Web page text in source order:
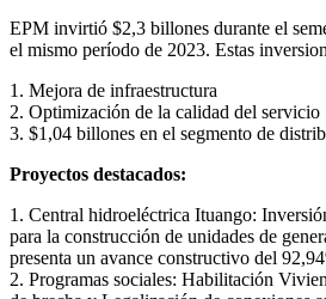
EPM invirtió $2,3 billones durante el
el mismo período de 2023. Estas
1. Mejora de infraestructura
2. Optimización de la calidad del servicio
3. $1,04 billones en el segmento de
Proyectos destacados:
1. Central hidroeléctrica Ituango:
para la construcción de unidades de
presenta un avance constructivo del
2. Programas sociales: Habilitación